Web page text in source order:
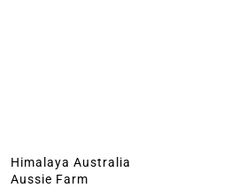
Himalaya Australia
Aussie Farm